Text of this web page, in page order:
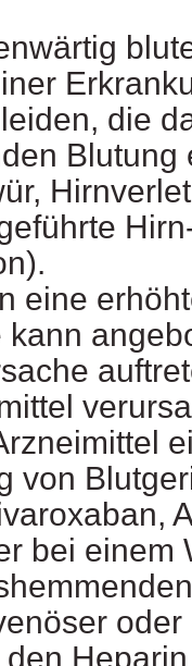
die
Blutung
eine
kann
von
bei einem